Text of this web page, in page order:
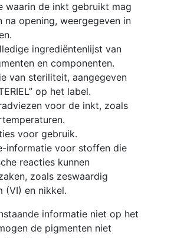
waarin de inkt gebruikt mag
na opening, weergegeven in
ingrediëntenlijst van
en componenten.
van steriliteit, aangegeven
op het label.
voor de inkt, zoals
voor gebruik.
informatie voor stoffen die
reacties kunnen
zoals zeswaardig
(VI) en nikkel.
informatie niet op het
de pigmenten niet